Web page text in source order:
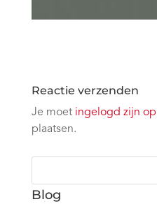
Reactie verzenden
Je moet ingelogd zijn op
plaatsen.
Blog